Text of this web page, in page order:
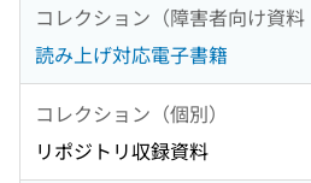
コレクション（障害者向け資料
読み上げ対応電子書籍
コレクション（個別）
リポジトリ収録資料